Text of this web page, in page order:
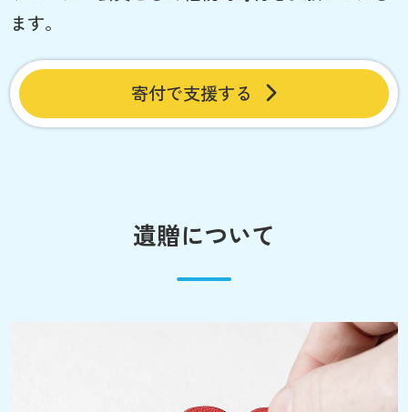
ます。
寄付で支援する
遺贈について